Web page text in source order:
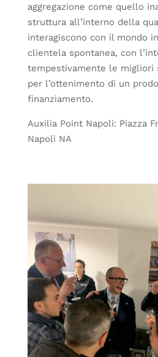
aggregazione come quello
struttura all’interno della
interagiscono con il mondo
clientela spontanea, con
tempestivamente le migliori
per l’ottenimento di un
finanziamento.
Auxilia Point Napoli: Piazza
Napoli NA